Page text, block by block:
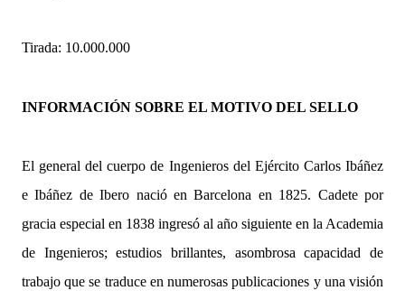
Tirada: 10.000.000
INFORMACIÓN SOBRE EL MOTIVO DEL SELLO
El general del cuerpo de Ingenieros del Ejército Carlos Ibáñez
e Ibáñez de Ibero nació en Barcelona en 1825. Cadete por
gracia especial en 1838 ingresó al año siguiente en la Academia
de Ingenieros; estudios brillantes, asombrosa capacidad de
trabajo que se traduce en numerosas publicaciones y una visión